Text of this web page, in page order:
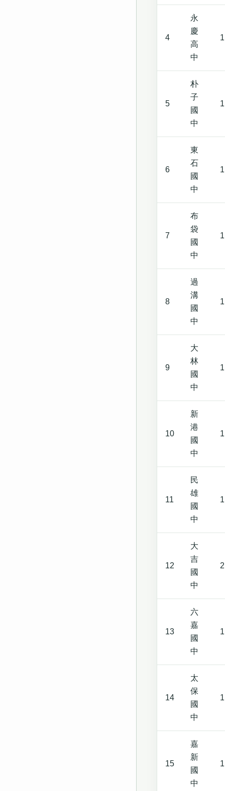
4
永
慶
高
中
1
5
朴
子
國
中
1
6
東
石
國
中
1
7
布
袋
國
中
1
8
過
溝
國
中
1
9
大
林
國
中
1
10
新
港
國
中
1
11
民
雄
國
中
1
12
大
吉
國
中
2
13
六
嘉
國
中
1
14
太
保
國
中
1
15
嘉
新
國
中
1